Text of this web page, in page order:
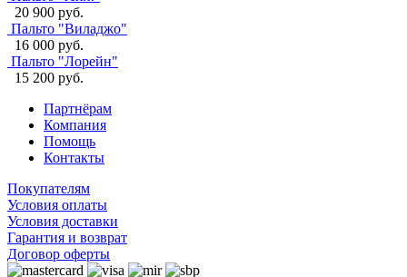
20 900 руб.
Пальто "Виладжо"
16 000 руб.
Пальто "Лорейн"
15 200 руб.
Партнёрам
Компания
Помощь
Контакты
Покупателям
Условия оплаты
Условия доставки
Гарантия и возврат
Договор оферты